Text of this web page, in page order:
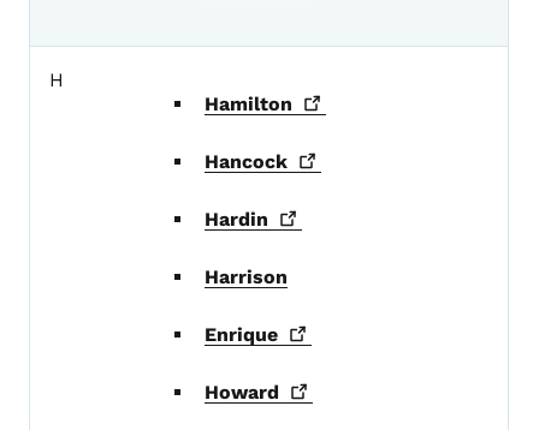
H
Hamilton
Hancock
Hardin
Harrison
Enrique
Howard